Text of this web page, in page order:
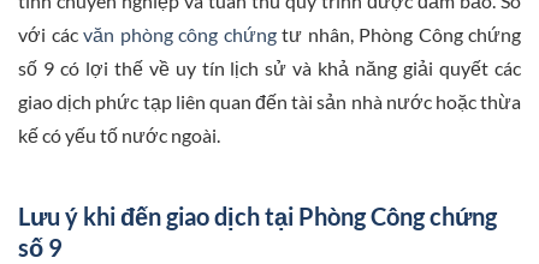
với các văn phòng công chứngtư nhân, Phòng Công chứng
số 9 có lợi thế về uy tín lịch sử và khả năng giải quyết các
giao dịch phức tạp liên quan đến tài sản nhà nước hoặc thừa
kế có yếu tố nước ngoài.
Lưu ý khi đến giao dịch tại Phòng Công chứng
số 9